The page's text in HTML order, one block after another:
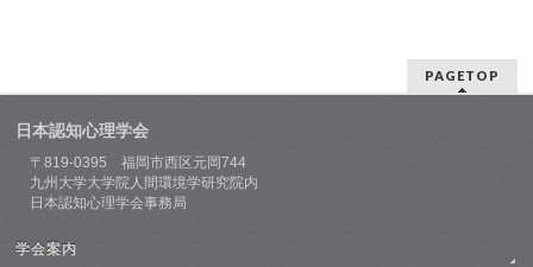
PAGETOP
日本認知心理学会
〒819-0395 福岡市西区元岡744
九州大学大学院人間環境学研究院内
日本認知心理学会事務局
学会案内